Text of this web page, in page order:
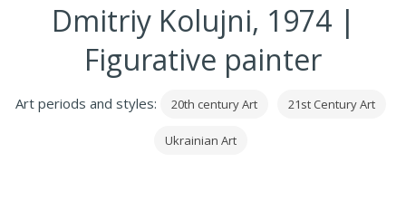
Dmitriy Kolujni, 1974 |
Figurative painter
Art periods and styles: 20th century Art 21st Century Art
Ukrainian Art